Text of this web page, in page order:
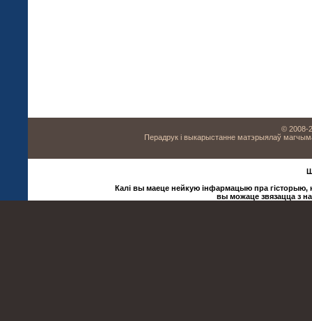
© 2008-
Перадрук і выкарыстанне матэрыялаў
Калі вы маеце нейкую інфармацыю пра гісторыю,
вы можаце звязацца з